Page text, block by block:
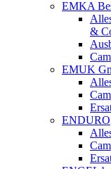
EMKA
&
EMUK
ENDURO